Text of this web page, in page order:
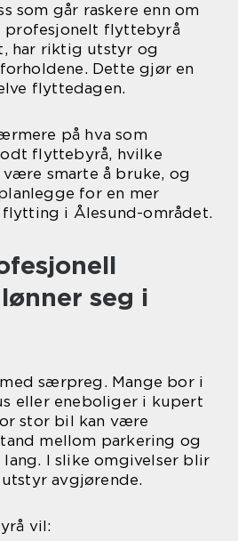
som går raskere enn om
profesjonelt flyttebyrå
har riktig utstyr og
Dette gjør en
flyttedagen.
på hva som
flyttebyrå, hvilke
smarte å bruke, og
for en mer
i Ålesund-området.
seg i
særpreg. Mange bor i
eller eneboliger i kupert
stor bil kan være
mellom parkering og
I slike omgivelser blir
avgjørende.
vil: